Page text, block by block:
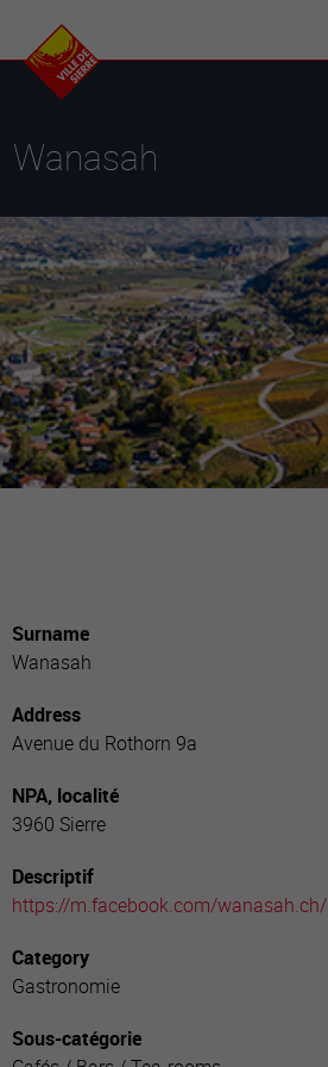
Wanasah
Surname
Wanasah
Address
Avenue du Rothorn 9a
NPA, localité
3960 Sierre
Descriptif
https://m.facebook.com/wanasah.ch/
Category
Gastronomie
Sous-catégorie